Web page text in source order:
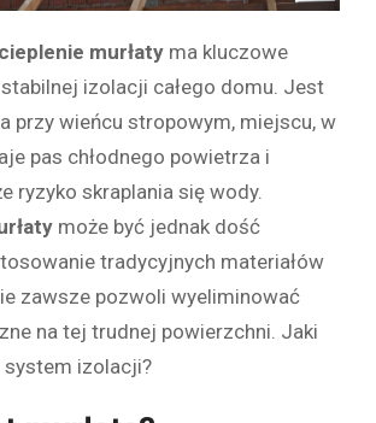
murłaty ma kluczowe
izolacji całego domu. Jest
przy wieńcu stropowym, miejscu, w
pas chłodnego powietrza i
ryzyko skraplania się wody.
może być jednak dość
tradycyjnych materiałów
zawsze pozwoli wyeliminować
na tej trudnej powierzchni. Jaki
izolacji?